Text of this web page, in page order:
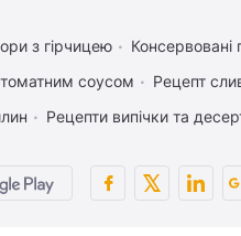
з гірчицею Консервовані
соусом
Рецепт
Рецепти випічки та